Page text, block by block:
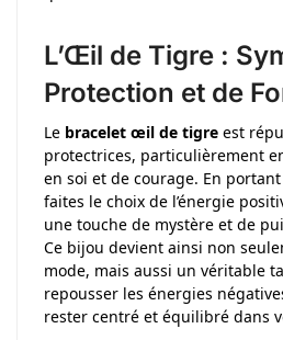
L’Œil de Tigre :
Protection et de
Le bracelet œil de tigre est
protectrices, particulièrement
en soi et de courage. En
faites le choix de l’énergie
une touche de mystère et de
Ce bijou devient ainsi non
mode, mais aussi un véritable
repousser les énergies
rester centré et équilibré dans